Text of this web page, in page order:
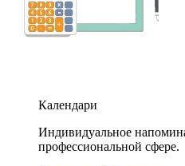
Календари
Индивидуальное
профессиональной сфере.